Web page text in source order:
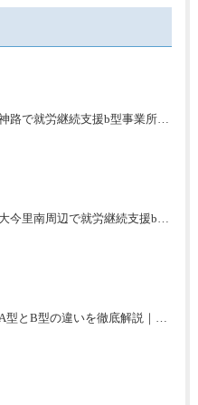
大阪市東成区神路で就労継続支援b型事業所の選び方と利用料金・工賃最新データ徹底解説